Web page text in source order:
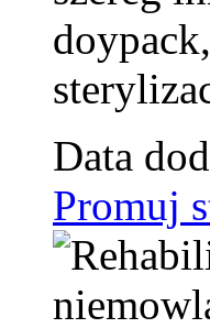
Data
Promuj